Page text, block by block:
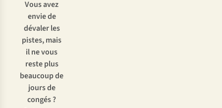
Vous avez
envie de
dévaler les
pistes, mais
il ne vous
reste plus
beaucoup de
jours de
congés ?